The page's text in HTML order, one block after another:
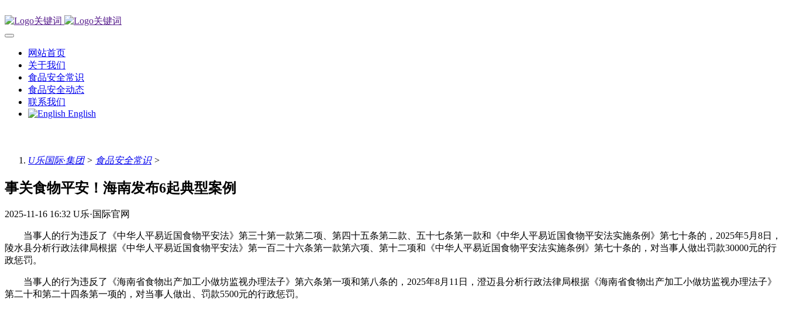
网站首页
关于我们
食品安全常识
食品安全动态
联系我们
English
U乐国际·集团> 食品安全常识>
事关食物平安！海南发布6起典型案例
2025-11-16 16:32 U乐·国际官网
当事人的行为违反了《中华人平易近国食物平安法》第三十第一款第二项、第四十五条第二款、五十七条第一款和《中华人平易近国食物平安法实施条例》第七十条的，2025年5月8日，
陵水县分析行政法律局根据《中华人平易近国食物平安法》第一百二十六条第一款第六项、第十二项和《中华人平易近国食物平安法实施条例》第七十条的，对当事人做出罚款30000元的行
政惩罚。
当事人的行为违反了《海南省食物出产加工小做坊监视办理法子》第六条第一项和第八条的，2025年8月11日，澄迈县分析行政法律局根据《海南省食物出产加工小做坊监视办理法子》
第二十和第二十四条第一项的，对当事人做出、罚款5500元的行政惩罚。